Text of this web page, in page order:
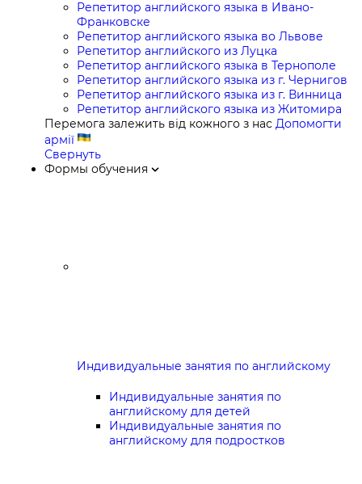
Репетитор английского языка в Ивано-
Франковске
Репетитор английского языка во Львове
Репетитор английского из Луцка
Репетитор английского языка в Тернополе
Репетитор английского языка из г. Чернигов
Репетитор английского языка из г. Винница
Репетитор английского языка из Житомира
Перемога залежить від кожного з нас Допомогти
армії
Свернуть
Формы обучения
Индивидуальные занятия по английскому
Индивидуальные занятия по
английскому для детей
Индивидуальные занятия по
английскому для подростков